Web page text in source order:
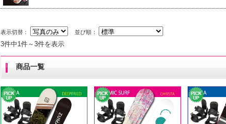
表示切替： 並び順：
3件中1件～3件を表示
商品一覧